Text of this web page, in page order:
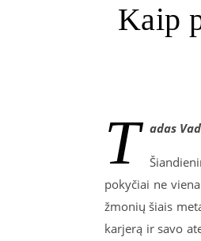
Kaip
T adas
pokyčiai ne
žmonių šiais
karjerą ir savo